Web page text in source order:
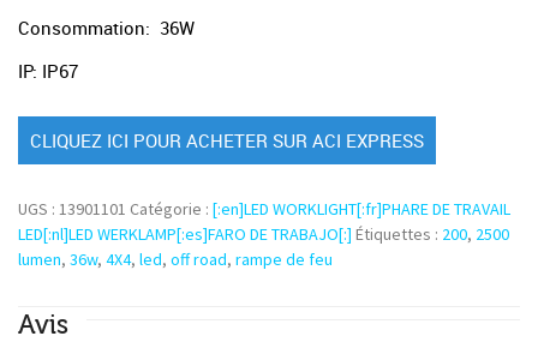
Consommation: 36W
IP: IP67
CLIQUEZ ICI POUR ACHETER SUR ACI EXPRESS
UGS : 13901101 Catégorie : [:en]LED WORKLIGHT[:fr]PHARE DE TRAVAIL
LED[:nl]LED WERKLAMP[:es]FARO DE TRABAJO[:] Étiquettes : 200, 2500
lumen, 36w, 4X4, led, off road, rampe de feu
Avis